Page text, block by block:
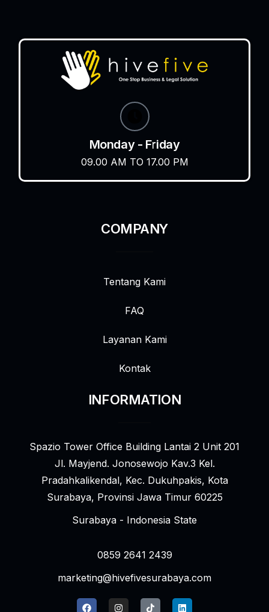
Monday - Friday
09.00 AM TO 17.00 PM
COMPANY
Tentang Kami
FAQ
Layanan Kami
Kontak
INFORMATION
Spazio Tower Office Building Lantai 2 Unit 201
Jl. Mayjend. Jonosewojo Kav.3 Kel.
Pradahkalikendal, Kec. Dukuhpakis, Kota
Surabaya, Provinsi Jawa Timur 60225
Surabaya - Indonesia State
0859 2641 2439
marketing@hivefivesurabaya.com